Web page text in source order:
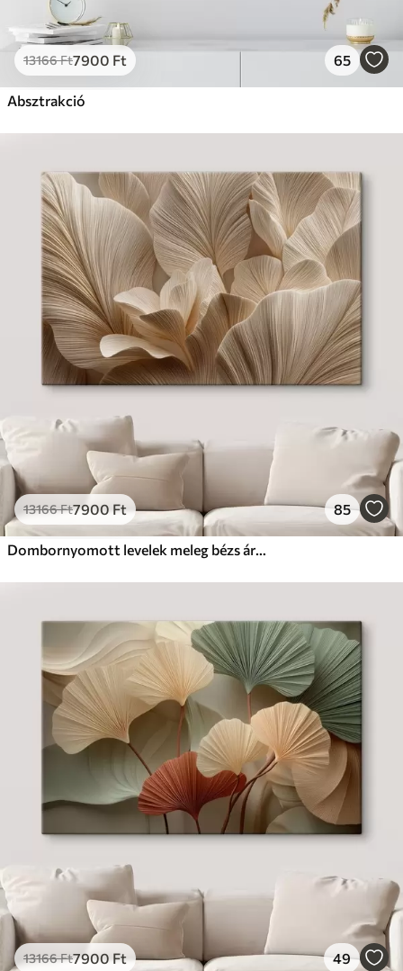
13166Ft7900 Ft 65
Absztrakció
13166Ft7900 Ft 85
Dombornyomott levelek meleg bézs árnyalatokban
13166Ft7900Ft 49